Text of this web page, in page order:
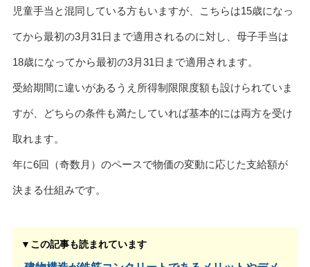
児童手当と混同している方もいますが、こちらは15歳になっ
てから最初の3月31日まで適用されるのに対し、母子手当は
18歳になってから最初の3月31日まで適用されます。
受給期間に違いがあるうえ所得制限限度額も設けられていま
すが、どちらの条件も満たしていれば基本的には両方を受け
取れます。
年に6回（奇数月）のペースで物価の変動に応じた支給額が
決まる仕組みです。
▼この記事も読まれています